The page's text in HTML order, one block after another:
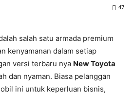
47
salah satu armada premium
kenyamanan dalam setiap
versi terbaru nya New Toyota
dan nyaman. Biasa pelanggan
ini untuk keperluan bisnis,